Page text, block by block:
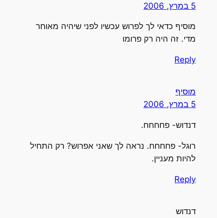
5 במרץ, 2006
מוסיף כדאי לך לפרוש עכשיו לפני שיהיה מאוחר
מדי. זה היה רק פרומו
Reply
מוסיף
5 במרץ, 2006
דנדוש- פחחחח.
רוגל- פחחחח. נראה לך שאני אפרוש? רק התחיל
להיות מעניין.
Reply
דנדוש